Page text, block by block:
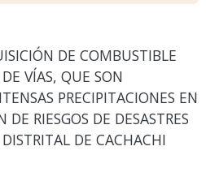
DE COMBUSTIBLE
VÍAS, QUE SON
PRECIPITACIONES EN
RIESGOS DE DESASTRES
DE CACHACHI